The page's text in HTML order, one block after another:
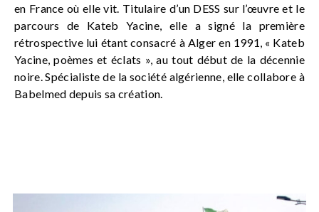
en France où elle vit. Titulaire d’un DESS sur l’œuvre et le
parcours de Kateb Yacine, elle a signé la première
rétrospective lui étant consacré à Alger en 1991, « Kateb
Yacine, poèmes et éclats », au tout début de la décennie
noire. Spécialiste de la société algérienne, elle collabore à
Babelmed depuis sa création.